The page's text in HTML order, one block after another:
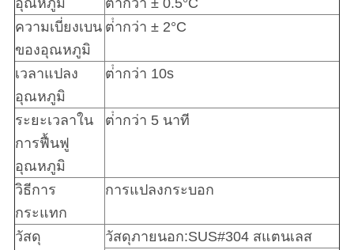
อุณหภูมิ
ต่ํากว่า ± 0.5°C
ความเบี่ยงเบน
ของอุณหภูมิ
ต่ํากว่า ± 2°C
เวลาแปลง
อุณหภูมิ
ต่ํากว่า 10s
ระยะเวลาใน
การฟื้นฟู
อุณหภูมิ
ต่ํากว่า 5 นาที
วิธีการ
กระแทก
การแปลงกระบอก
วัสดุ
วัสดุภายนอก:SUS#304 สแตนเลส